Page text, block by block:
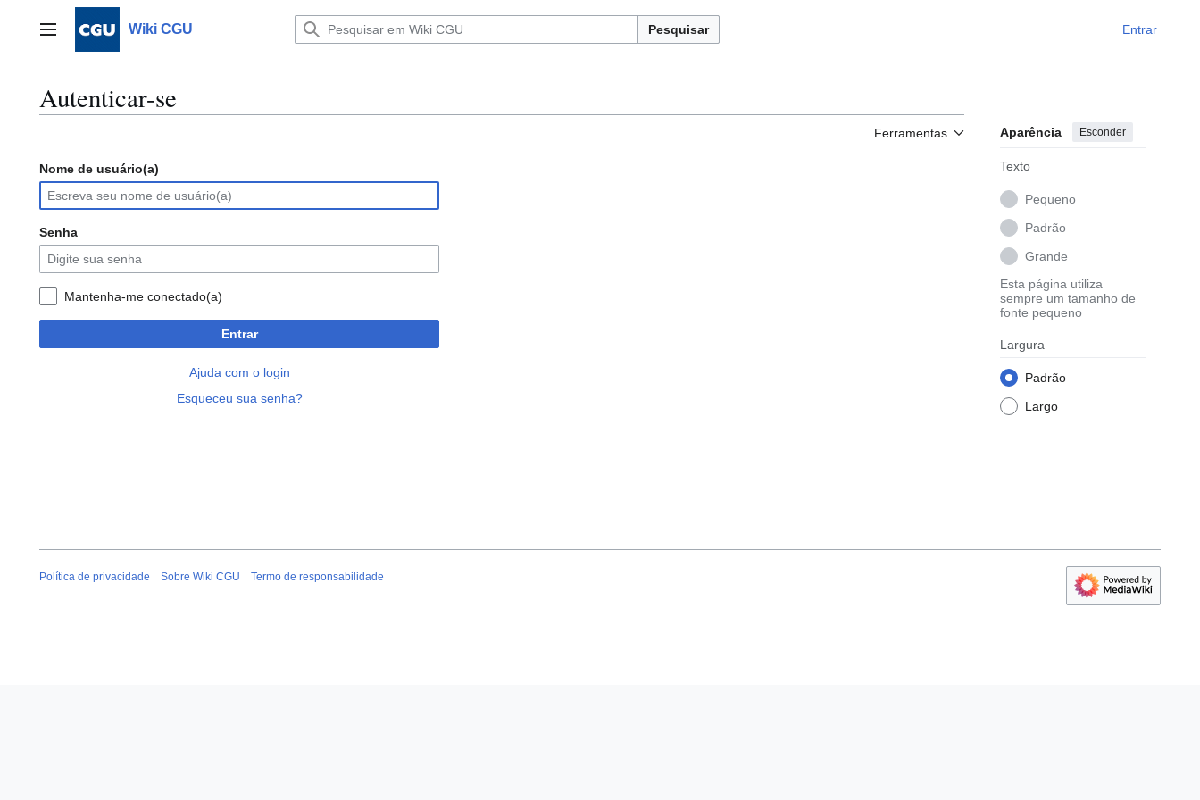
Menu principalWiki CGU Pesquisar Entrar
Autenticar-se
Ferramentas Aparência Esconder
Texto
Pequeno
Padrão
Grande
Esta página utiliza
sempre um tamanho de
fonte pequeno
Largura
Padrão
Largo
Nome de usuário(a)
Senha
Mantenha-me conectado(a)
Entrar
Ajuda com o login
Esqueceu sua senha?
Política de privacidade Sobre Wiki CGU Termo de responsabilidade